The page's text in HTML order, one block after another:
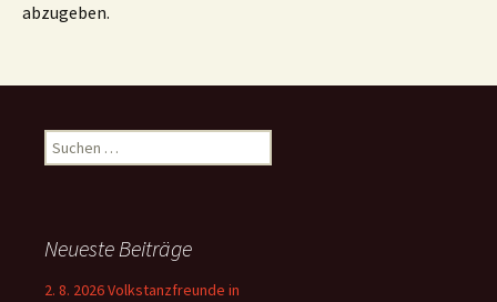
abzugeben.
Suchen
nach:
Neueste Beiträge
2. 8. 2026 Volkstanzfreunde in